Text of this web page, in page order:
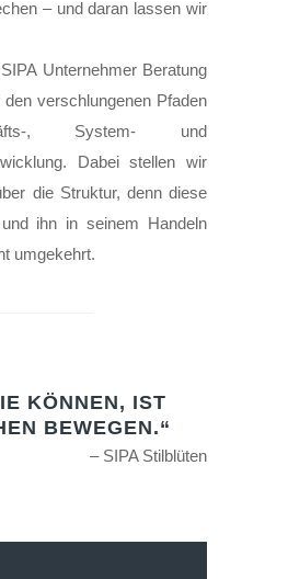
– und daran lassen wir
Unternehmer Beratung
verschlungenen Pfaden
, System- und
Dabei stellen wir
die Struktur, denn diese
ihn in seinem Handeln
umgekehrt.
KÖNNEN, IST
BEWEGEN.“
– SIPA Stilblüten